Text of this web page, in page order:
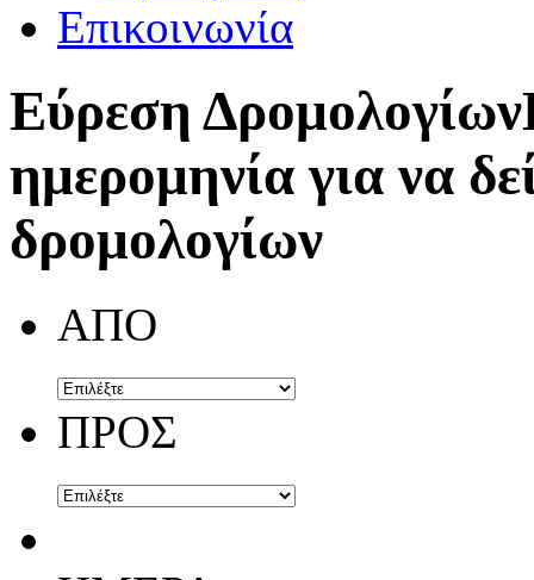
Επικοινωνία
Εύρεση Δρομολογίων
ημερομηνία για να
δρομολογίων
ΑΠΟ
ΠΡΟΣ